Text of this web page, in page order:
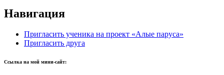
Навигация
Пригласить ученика на проект «Алые паруса»
Пригласить друга
Ссылка на мой мини-сайт: